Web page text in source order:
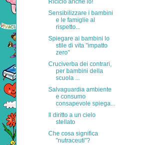
Riciclo anche io!
Sensibilizzare i bambini
e le famiglie al
rispetto...
Spiegare ai bambini lo
stile di vita "impatto
zero"
Cruciverba dei contrari,
per bambini della
scuola ...
Salvaguardia ambiente
e consumo
consapevole spiega...
Il diritto a un cielo
stellato
Che cosa significa
"nutraceuti"?